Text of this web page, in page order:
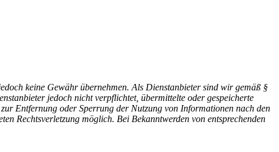
keine Gewähr übernehmen. Als Dienstanbieter sind wir gemäß §
jedoch nicht verpflichtet, übermittelte oder gespeicherte
Entfernung oder Sperrung der Nutzung von Informationen nach den
Rechtsverletzung möglich. Bei Bekanntwerden von entsprechenden